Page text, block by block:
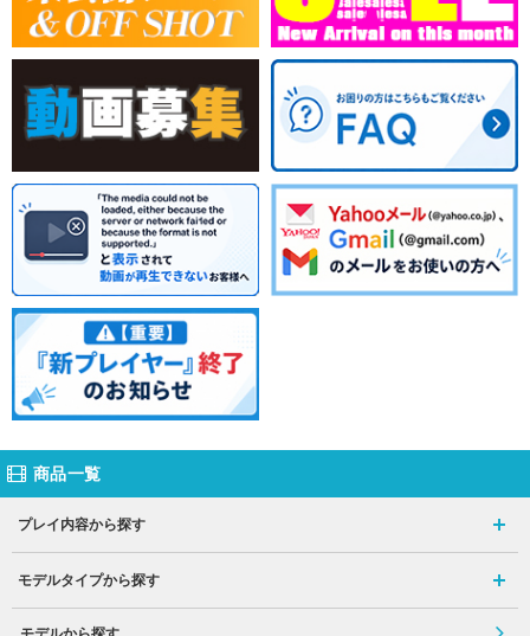
商品一覧
プレイ内容から探す
モデルタイプから探す